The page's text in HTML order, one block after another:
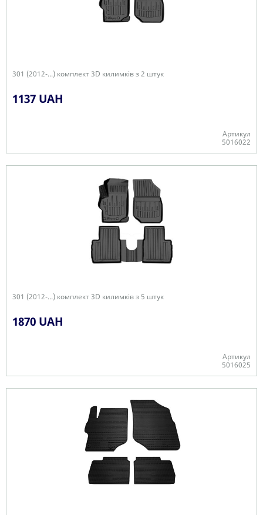
301 (2012-...) комплект 3D килимків з 2 штук
1137 UAH
Артикул
5016022
301 (2012-...) комплект 3D килимків з 5 штук
1870 UAH
Артикул
5016025